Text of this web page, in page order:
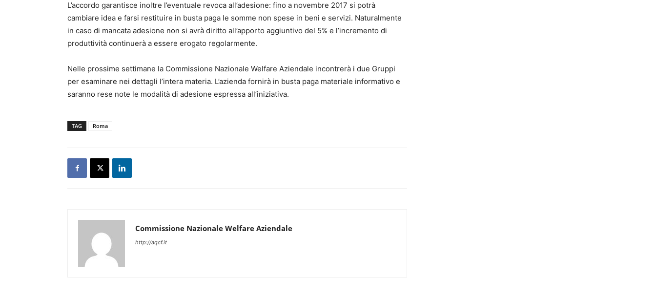
L’accordo garantisce inoltre l’eventuale revoca all’adesione: fino a novembre 2017 si potrà
cambiare idea e farsi restituire in busta paga le somme non spese in beni e servizi. Naturalmente
in caso di mancata adesione non si avrà diritto all’apporto aggiuntivo del 5% e l’incremento di
produttività continuerà a essere erogato regolarmente.
Nelle prossime settimane la Commissione Nazionale Welfare Aziendale incontrerà i due Gruppi
per esaminare nei dettagli l’intera materia. L’azienda fornirà in busta paga materiale informativo e
saranno rese note le modalità di adesione espressa all’iniziativa.
TAG Roma
Commissione Nazionale Welfare Aziendale
http://aqcf.it